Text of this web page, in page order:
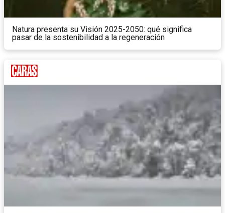
Natura presenta su Visión 2025-2050: qué significa
pasar de la sostenibilidad a la regeneración